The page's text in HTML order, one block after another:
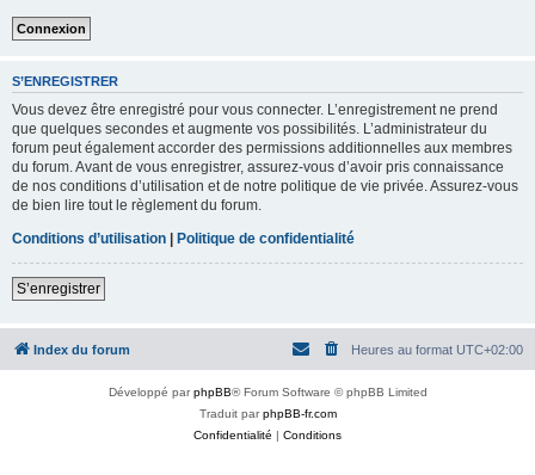
S’ENREGISTRER
Vous devez être enregistré pour vous connecter. L’enregistrement ne prend
que quelques secondes et augmente vos possibilités. L’administrateur du
forum peut également accorder des permissions additionnelles aux membres
du forum. Avant de vous enregistrer, assurez-vous d’avoir pris connaissance
de nos conditions d’utilisation et de notre politique de vie privée. Assurez-vous
de bien lire tout le règlement du forum.
Conditions d’utilisation | Politique de confidentialité
S’enregistrer
Index du forum Heures au format UTC+02:00
Développé parphpBB® Forum Software © phpBB Limited
Traduit parphpBB-fr.com
Confidentialité | Conditions